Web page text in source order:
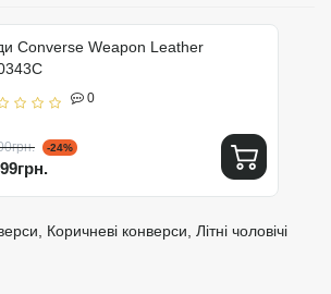
Converse Weapon Leather
0
-24%
, Коричневі конверси, Літні чоловічі